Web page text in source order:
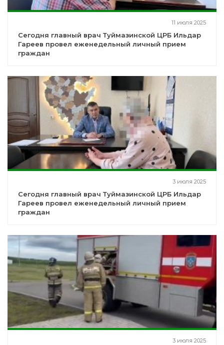
11 июля 2025
Сегодня главный врач Туймазинской ЦРБ Ильдар
Гареев провел еженедельный личный прием
граждан
3 июля 2025
Сегодня главный врач Туймазинской ЦРБ Ильдар
Гареев провел еженедельный личный прием
граждан
3 июля 2025